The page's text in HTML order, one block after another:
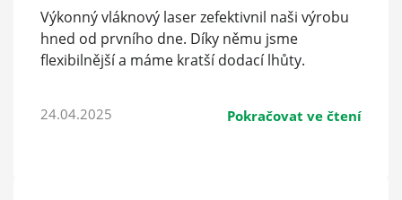
Výkonný vláknový laser zefektivnil naši výrobu
hned od prvního dne. Díky němu jsme
flexibilnější a máme kratší dodací lhůty.
24.04.2025 Pokračovat ve čtení